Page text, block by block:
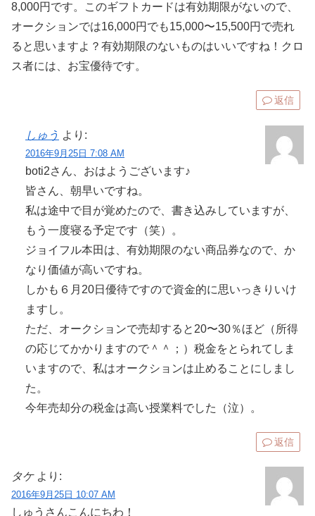
8,000円です。このギフトカードは有効期限がないので、
オークションでは16,000円でも15,000〜15,500円で売れ
ると思いますよ？有効期限のないものはいいですね！クロ
ス者には、お宝優待です。
返信
しゅう より:
2016年9月25日 7:08 AM
boti2さん、おはようございます♪
皆さん、朝早いですね。
私は途中で目が覚めたので、書き込みしていますが、
もう一度寝る予定です（笑）。
ジョイフル本田は、有効期限のない商品券なので、か
なり価値が高いですね。
しかも６月20日優待ですので資金的に思いっきりいけ
ますし。
ただ、オークションで売却すると20〜30％ほど（所得
の応じてかかりますので＾＾；）税金をとられてしま
いますので、私はオークションは止めることにしまし
た。
今年売却分の税金は高い授業料でした（泣）。
返信
タケ より:
2016年9月25日 10:07 AM
しゅうさんこんにちわ！